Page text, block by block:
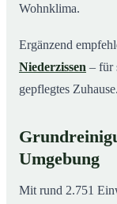
Wohnklima.
Ergänzend
Niederzissen – für
gepflegtes Zuhause.
Umgebung
Mit rund 2.751